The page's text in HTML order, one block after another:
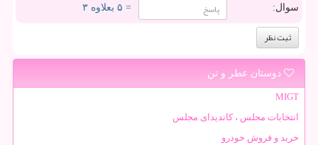
سوال: = ۵ بعلاوه ۳
دوستان عطر و تن
MIGT
انتخابات مجلس ، کاندیدای مجلس
خرید و فروش خودرو